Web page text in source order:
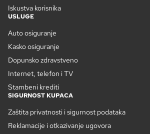
Iskustva korisnika
USLUGE
Auto osiguranje
Kasko osiguranje
Dopunsko zdravstveno
Internet, telefon i TV
Stambeni krediti
SIGURNOST KUPACA
Zaštita privatnosti i sigurnost podataka
Reklamacije i otkazivanje ugovora